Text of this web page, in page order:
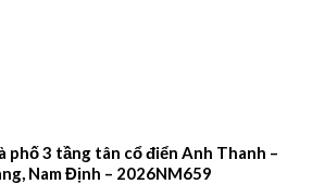
phố 3 tầng tân cổ điển Anh Thanh –
Nam Định – 2026NM659